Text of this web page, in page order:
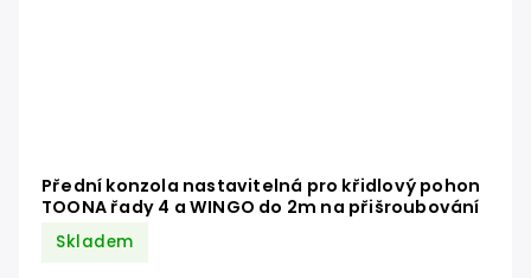
Přední konzola nastavitelná pro křidlový pohon
TOONA řady 4 a WINGO do 2m na přišroubování
Skladem